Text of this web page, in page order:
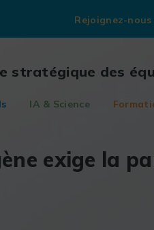
Rejoignez-nous
stratégique des
IA & Science
exige la